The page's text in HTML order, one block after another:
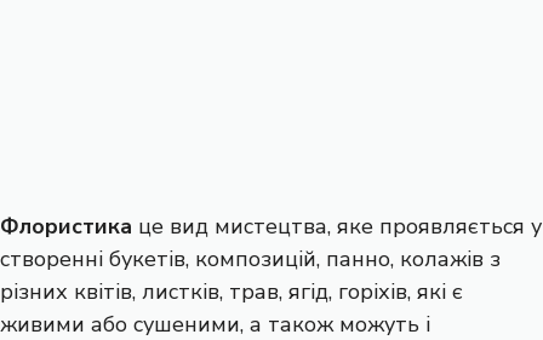
Флористика це вид мистецтва, яке проявляється у
створенні букетів, композицій, панно, колажів з
різних квітів, листків, трав, ягід, горіхів, які є
живими або сушеними, а також можуть і